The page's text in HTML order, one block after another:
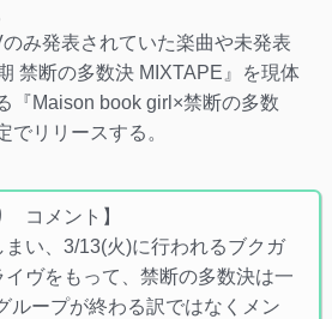
み発表されていた楽曲や未発表
禁断の多数決 MIXTAPE』を現体
『Maison book girl×禁断の多数
でリリースする。
コメント】
い、3/13(火)に行われるブクガ
ヴをもって、禁断の多数決は一
ループが終わる訳ではなくメン